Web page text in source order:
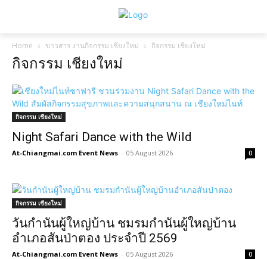
Home ข่าวสาร งานกิจกรรม เชียงใหม่ กิจกรรม เชียงใหม่
กิจกรรม เชียงใหม่
กิจกรรม เชียงใหม่
Night Safari Dance with the Wild
At-Chiangmai.com Event News - 05 August 2026 0
กิจกรรม เชียงใหม่
วันกำนันผู้ใหญ่บ้าน ชมรมกำนันผู้ใหญ่บ้าน
อำเภอสันป่าตอง ประจำปี 2569
At-Chiangmai.com Event News - 05 August 2026 0